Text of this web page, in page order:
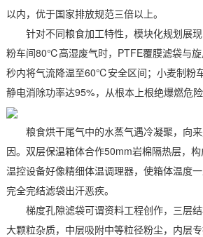
以内，优于国家排放规范三倍以上。
针对不同粮食加工特性，模块化规划展现
粉车间80℃高湿废气时，PTFE覆膜滤袋与
秒内将气流降温至60℃安全区间；小麦制粉
静电消除功率达95%，从根本上根绝爆燃危险
粮食烘干尾气中的水蒸气遇冷凝聚，向来
因。双层保温箱体合作50mm岩棉隔热层，
温控设备好像精细体温调理器，使箱体温度
完全完结滤袋出汗恶疾。
梯度孔隙滤袋可谓资料工程创作，三层结
大颗粒杂质，中层吸附中等粒径粉尘，内层